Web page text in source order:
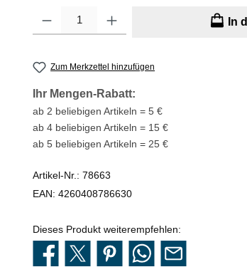
Produkt Anzahl: Gib den gewünschten Wert
In
Zum Merkzettel hinzufügen
Ihr Mengen-Rabatt:
ab 2 beliebigen Artikeln = 5 €
ab 4 beliebigen Artikeln = 15 €
ab 5 beliebigen Artikeln = 25 €
Artikel-Nr.: 78663
EAN: 4260408786630
Dieses Produkt weiterempfehlen: